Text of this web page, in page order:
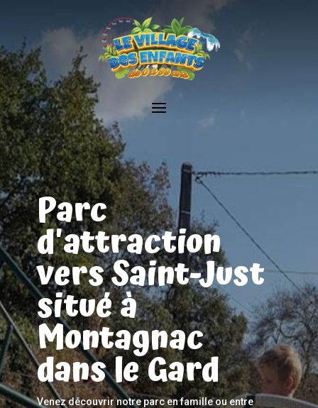
Parc
d'attraction
vers Saint-Just
situé à
Montagnac
dans le Gard
Venez découvrir notre parc en famille ou entre